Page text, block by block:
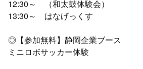
12:30～ （和太鼓体験会）
13:30～ はなげっくす
◎【参加無料】静岡企業ブース
ミニロボサッカー体験